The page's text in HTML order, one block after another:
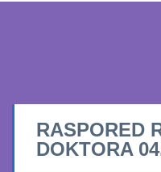
RASPORED
DOKTORA